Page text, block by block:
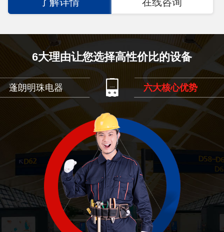
6大理由让您选择高性价比的设备
蓬朗明珠电器 六大核心优势